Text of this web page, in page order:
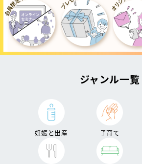
ジャンル一覧
妊娠と出産 子育て